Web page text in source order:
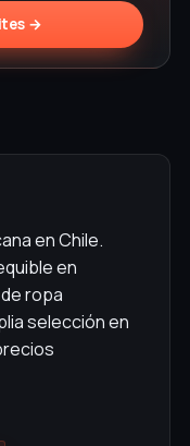
→
en Chile.
en
ropa
selección en